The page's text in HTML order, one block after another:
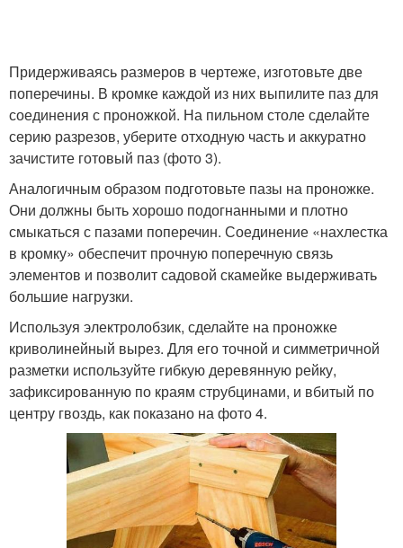
Придерживаясь размеров в чертеже, изготовьте две
поперечины. В кромке каждой из них выпилите паз для
соединения с проножкой. На пильном столе сделайте
серию разрезов, уберите отходную часть и аккуратно
зачистите готовый паз (фото 3).
Аналогичным образом подготовьте пазы на проножке.
Они должны быть хорошо подогнанными и плотно
смыкаться с пазами поперечин. Соединение «нахлестка
в кромку» обеспечит прочную поперечную связь
элементов и позволит садовой скамейке выдерживать
большие нагрузки.
Используя электролобзик, сделайте на проножке
криволинейный вырез. Для его точной и симметричной
разметки используйте гибкую деревянную рейку,
зафиксированную по краям струбцинами, и вбитый по
центру гвоздь, как показано на фото 4.